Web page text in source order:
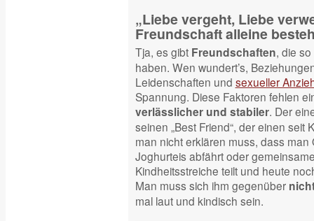
„Liebe vergeht, Liebe
Freundschaft alleine
Tja, es gibt Freundschaften, die
haben. Wen wundert’s,
Leidenschaften und sexueller
Spannung. Diese Faktoren fehlen
verlässlicher und stabiler. Der
seinen „Best Friend“, der einen seit
man nicht erklären muss, dass
Joghurteis abfährt oder
Kindheitsstreiche teilt und heute
Man muss sich ihm gegenüber
mal laut und kindisch sein.